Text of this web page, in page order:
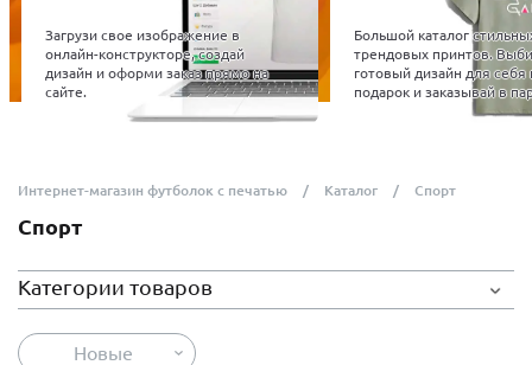
Загрузи свое изображение в
онлайн-конструкторе, создай
дизайн и оформи заказ прямо на
сайте.
Большой каталог
трендовых принтов.
готовый дизайн для себя
подарок и заказывай в
Интернет-магазин футболок с печатью Каталог Спорт
Спорт
Категории товаров
Новые